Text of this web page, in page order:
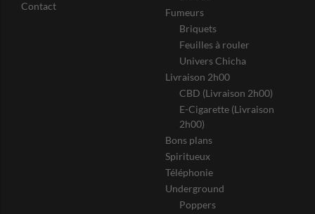
Contact
Fumeurs
Briquets
Feuilles à rouler
Univers Chicha
Livraison 2h00
CBD (Livraison 2h00)
E-Cigarette (Livraison
2h00)
Bons plans
Spiritueux
Téléphonie
Underground
Poppers